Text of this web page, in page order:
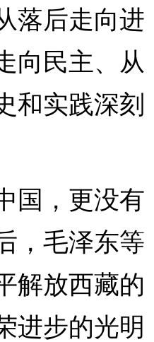
落后走向进
向民主、从
和实践深刻
，更没有
，毛泽东等
解放西藏的
进步的光明